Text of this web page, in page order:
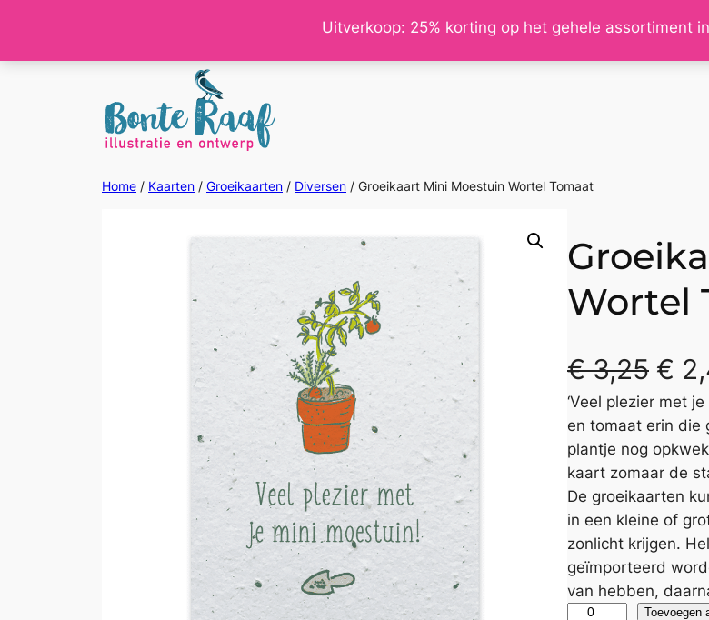
Uitverkoop: 25% korting op het gehele assortiment
de
Home / Kaarten / Groeikaarten / Diversen / Groeikaart Mini Moestuin Wortel Tomaat
Wortel
€3,25 €
‘Veel plezier met
en tomaat erin die
plantje nog
kaart zomaar de
De groeikaarten
in een kleine of
zonlicht krijgen.
geïmporteerd
van hebben,
Toevoegen